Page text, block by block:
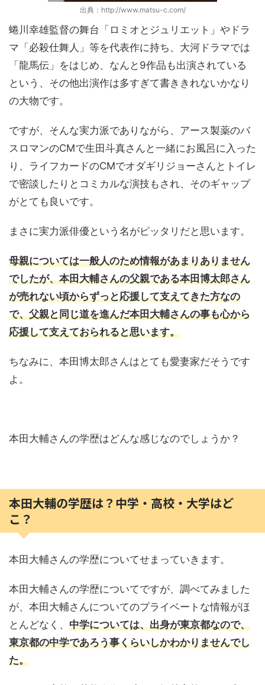
出典：http://www.matsu-c.com/
蜷川幸雄監督の舞台「ロミオとジュリエット」やドラ
マ「必殺仕舞人」等を代表作に持ち、大河ドラマでは
「龍馬伝」をはじめ、なんと9作品も出演されている
という、その他出演作は多すぎて書ききれないかなり
の大物です。
ですが、そんな実力派でありながら、アース製薬のバ
スロマンのCMで生田斗真さんと一緒にお風呂に入った
り、ライフカードのCMでオダギリジョーさんとトイレ
で密談したりとコミカルな演技もされ、そのギャップ
がとても良いです。
まさに実力派俳優という名がピッタリだと思います。
母親については一般人のため情報があまりありません
でしたが、本田大輔さんの父親である本田博太郎さん
が売れない頃からずっと応援して支えてきた方なの
で、父親と同じ道を進んだ本田大輔さんの事も心から
応援して支えておられると思います。
ちなみに、本田博太郎さんはとても愛妻家だそうです
よ。
本田大輔さんの学歴はどんな感じなのでしょうか？
本田大輔の学歴は？中学・高校・大学はど
こ？
本田大輔さんの学歴についてせまっていきます。
本田大輔さんの学歴についてですが、調べてみました
が、本田大輔さんについてのプライベートな情報がほ
とんどなく、 中学については、出身が東京都なので、
東京都の中学であろう事くらいしかわかりませんでし
た。